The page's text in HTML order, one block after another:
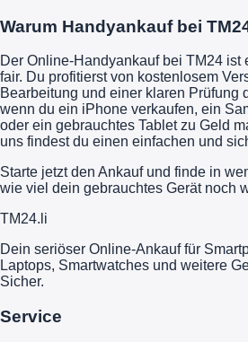
Warum Handyankauf bei
Der Online-Handyankauf bei TM24 ist
fair. Du profitierst von kostenlosem
Bearbeitung und einer klaren Prüfung
wenn du ein iPhone verkaufen, ein
oder ein gebrauchtes Tablet zu Geld
uns findest du einen einfachen und
Starte jetzt den Ankauf und finde in
wie viel dein gebrauchtes Gerät noch
TM24.li
Dein seriöser Online-Ankauf für
Laptops, Smartwatches und weitere
Sicher.
Service